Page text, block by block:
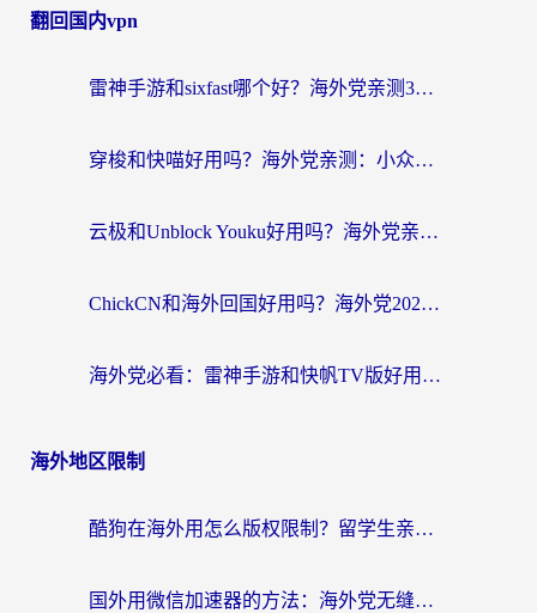
翻回国内vpn
雷神手游和sixfast哪个好？海外党亲测3款回国加速器，教你选对不踩坑
穿梭和快喵好用吗？海外党亲测：小众加速器对比+番茄加速器深度体验
云极和Unblock Youku好用吗？海外党亲测+2026回国加速器避坑指南
ChickCN和海外回国好用吗？海外党2026亲测：从手游到影音，选对加速器的3个关键
海外党必看：雷神手游和快帆TV版好用吗？3步选对回国加速器不踩坑
海外地区限制
酷狗在海外用怎么版权限制？留学生亲测：3步解决听国内音乐难题
国外用微信加速器的方法：海外党无缝连接国内生活的实用指南